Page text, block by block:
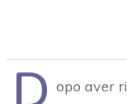
opo aver